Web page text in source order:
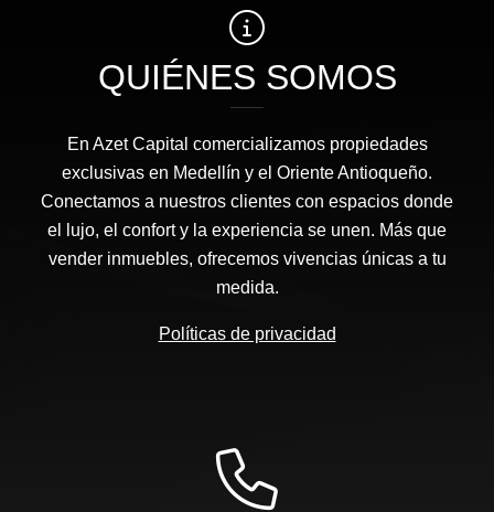
QUIÉNES SOMOS
En Azet Capital comercializamos propiedades
exclusivas en Medellín y el Oriente Antioqueño.
Conectamos a nuestros clientes con espacios donde
el lujo, el confort y la experiencia se unen. Más que
vender inmuebles, ofrecemos vivencias únicas a tu
medida.
Políticas de privacidad